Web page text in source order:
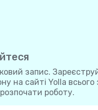
запис.
на сайті Yolla всього
роботу.